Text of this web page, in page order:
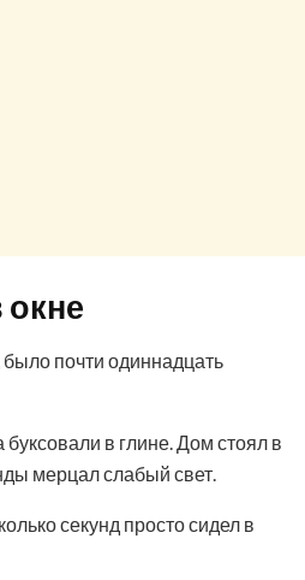
окне
было почти одиннадцать
в глине. Дом стоял в
мерцал слабый свет.
секунд просто сидел в